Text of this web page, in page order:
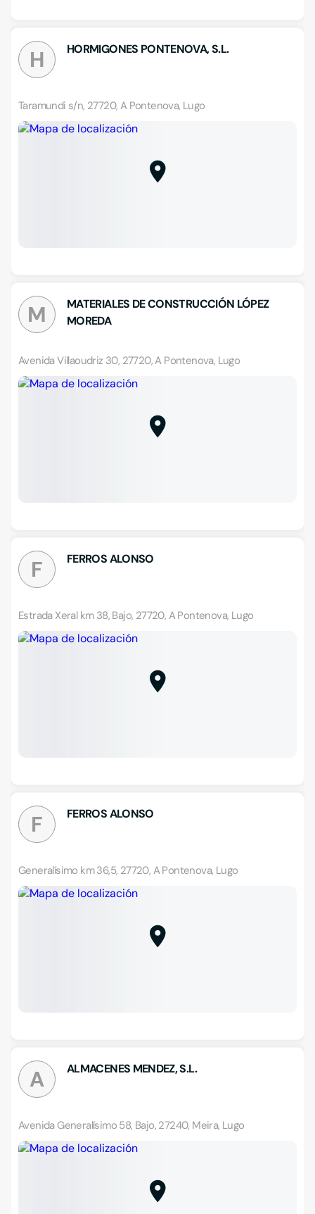
H HORMIGONES PONTENOVA, S.L.
Taramundi s/n, 27720, A Pontenova, Lugo
M
MATERIALES DE CONSTRUCCIÓN LÓPEZ
MOREDA
Avenida Villaoudriz 30, 27720, A Pontenova, Lugo
F FERROS ALONSO
Estrada Xeral km 38, Bajo, 27720, A Pontenova, Lugo
F FERROS ALONSO
Generalísimo km 36,5, 27720, A Pontenova, Lugo
A ALMACENES MENDEZ, S.L.
Avenida Generalísimo 58, Bajo, 27240, Meira, Lugo